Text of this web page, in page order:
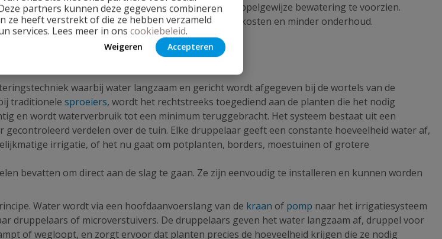
partners kunnen deze gegevens combineren
ze heeft verstrekt of die ze hebben verzameld
services. Lees meer in ons cookiebeleid.
Weigeren Accepteren
balkon of moestuin van een gecontroleerde, druppelgewijze bewatering te voorzien.
irrigatie sets voor gezonde planten, lagere waterkosten en minder onderhoud.
waarbij water langzaam en gericht wordt afgegeven bij de wortels van de
traditionele sproeiers, wordt het rechtstreeks toegediend aan de planten die het nodig
en wordt waterverbruik tot een minimum teruggebracht. Het systeem bestaat uit een
verdelen over de tuin. Elke druppelaar geeft een constante hoeveelheid water af,
irrigatie, of het nu gaat om potplanten, borders, moestuinen of grotere
bevatten om direct aan de slag te gaan. Ze zijn eenvoudig te installeren en kunnen worden
Water wordt via een hoofdaanvoerslang van de kraan of pomp naar het irrigatiesysteem
druppelaars of microverstuivers. De druppelaars geven het water langzaam af, druppel voor
of wegloopt, en zorgt ervoor dat planten precies de hoeveelheid krijgen die ze nodig